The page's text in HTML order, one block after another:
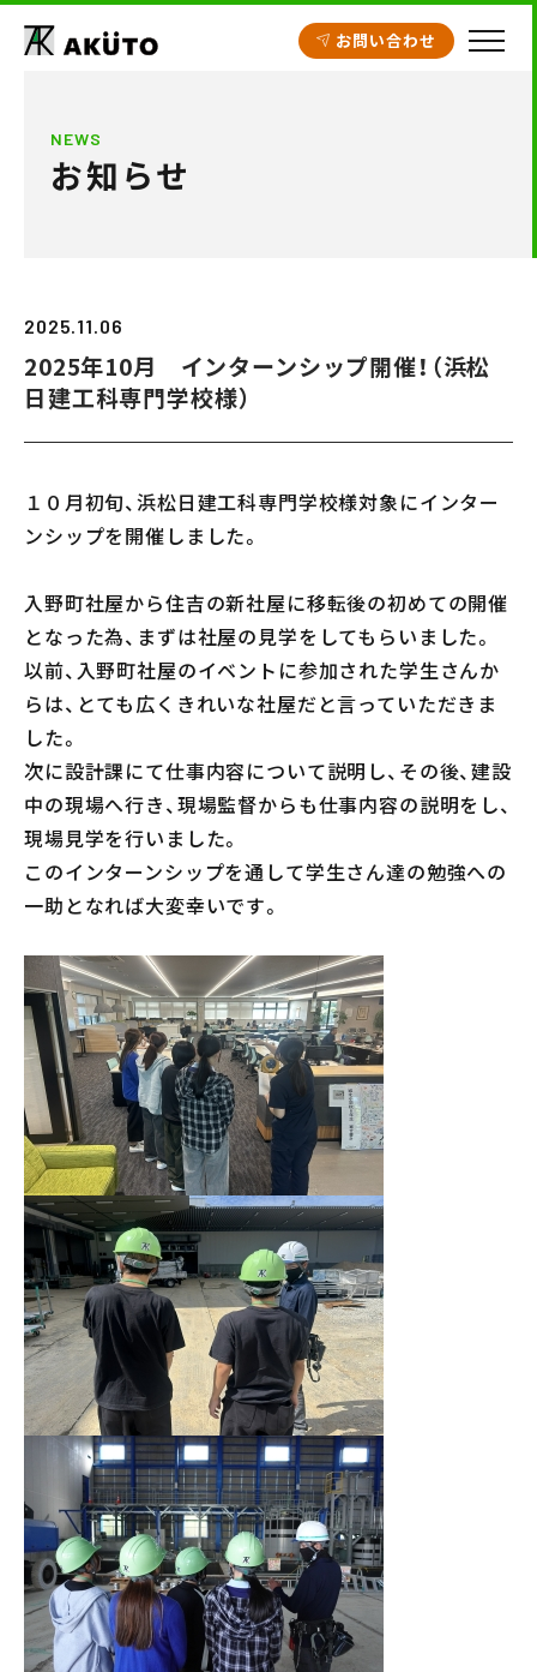
お問い合わせ
アクト建設の設計
クリニック開業支援
商業施設
賃貸住宅
不動産情報
会社案内
メンテナンス
採用情報
お知らせ
公式Instagram
お問い合わせ
お電話でのお問い合わせ 【受付時間】9:00〜17:00
メールでのお問い合わせ
NEWS
お知らせ
2025.11.06
2025年10月 インターンシップ開催！（浜松
日建工科専門学校様）
１０月初旬、浜松日建工科専門学校様対象にインター
ンシップを開催しました。
入野町社屋から住吉の新社屋に移転後の初めての開催
となった為、まずは社屋の見学をしてもらいました。
以前、入野町社屋のイベントに参加された学生さんか
らは、とても広くきれいな社屋だと言っていただきま
した。
次に設計課にて仕事内容について説明し、その後、建設
中の現場へ行き、現場監督からも仕事内容の説明をし、
現場見学を行いました。
このインターンシップを通して学生さん達の勉強への
一助となれば大変幸いです。